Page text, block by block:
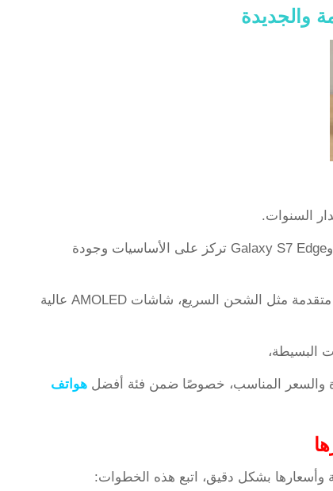
والجديدة
السنوات.
فبينما كانت الإصدارات القديمة مثل Galaxy J7 وGalaxy S7 Edge تركز على الأساسيات وجودة
أصبحت إصدارات سامسونج الجديدة تقدم مزايا متقدمة مثل الشحن السريع، شاشات AMOLED عالية
البسيطة،
والسعر المناسب، خصوصًا ضمن فئة أفضل هواتف
بشكل دقيق، اتبع هذه الخطوات: